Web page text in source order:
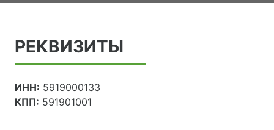
РЕКВИЗИТЫ
ИНН: 5919000133
КПП: 591901001